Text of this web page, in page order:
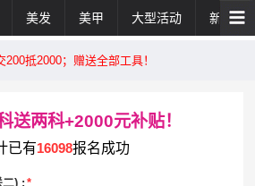
美发 美甲 大型活动 新闻活
抵2000；赠送全部工具！
送两科+2000元补贴！
已有16098报名成功
) : *